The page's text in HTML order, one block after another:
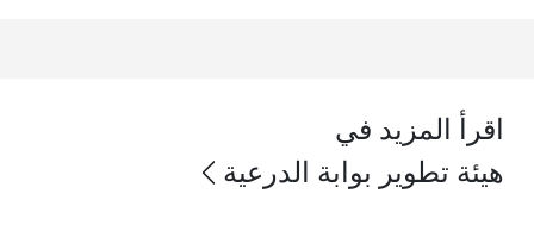
اقرأ المزيد في
هيئة تطوير بوابة الدرعية